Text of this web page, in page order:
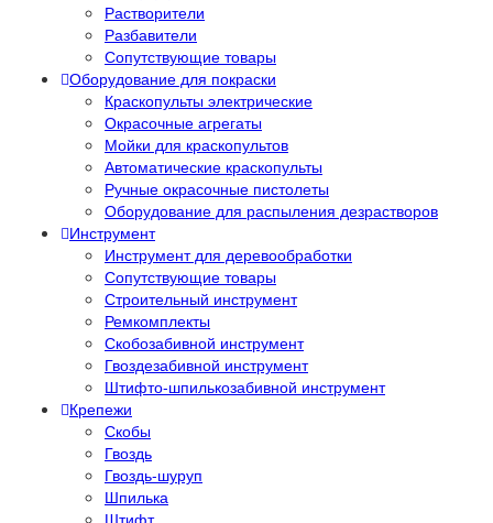
Растворители
Разбавители
Сопутствующие товары
Оборудование для покраски
Краскопульты электрические
Окрасочные агрегаты
Мойки для краскопультов
Автоматические краскопульты
Ручные окрасочные пистолеты
Оборудование для распыления дезрастворов
Инструмент
Инструмент для деревообработки
Сопутствующие товары
Строительный инструмент
Ремкомплекты
Скобозабивной инструмент
Гвоздезабивной инструмент
Штифто-шпилькозабивной инструмент
Крепежи
Скобы
Гвоздь
Гвоздь-шуруп
Шпилька